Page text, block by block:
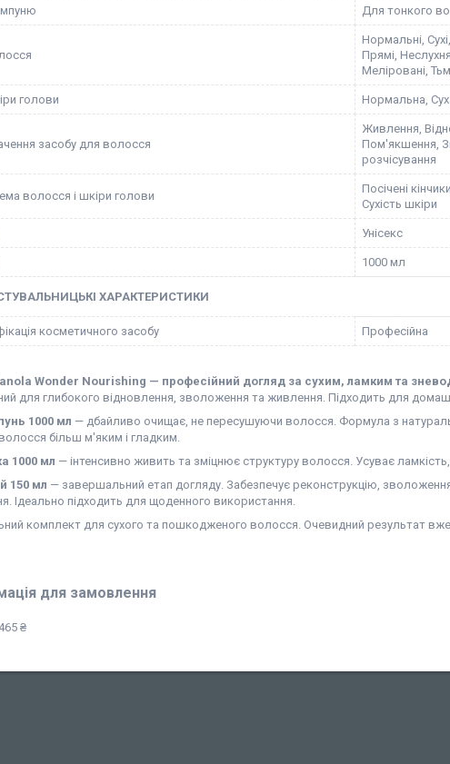
Для тонкого
Нормальні,
Прямі,
Меліровані,
голови Нормальна,
засобу для волосся
Живлення,
Пом'якшення,
розчісування
волосся і шкіри голови
Посічені
Сухість шкіри
Унісекс
1000 мл
ХАРАКТЕРИСТИКИ
косметичного засобу Професійна
Wonder Nourishing — професійний догляд за сухим, ламким та
для глибокого відновлення, зволоження та живлення. Підходить для
1000 мл — дбайливо очищає, не пересушуючи волосся. Формула з
більш м'яким і гладким.
1000 мл — інтенсивно живить та зміцнює структуру волосся. Усуває
150 мл — завершальний етап догляду. Забезпечує реконструкцію,
Ідеально підходить для щоденного використання.
комплект для сухого та пошкодженого волосся. Очевидний результат
для замовлення
₴